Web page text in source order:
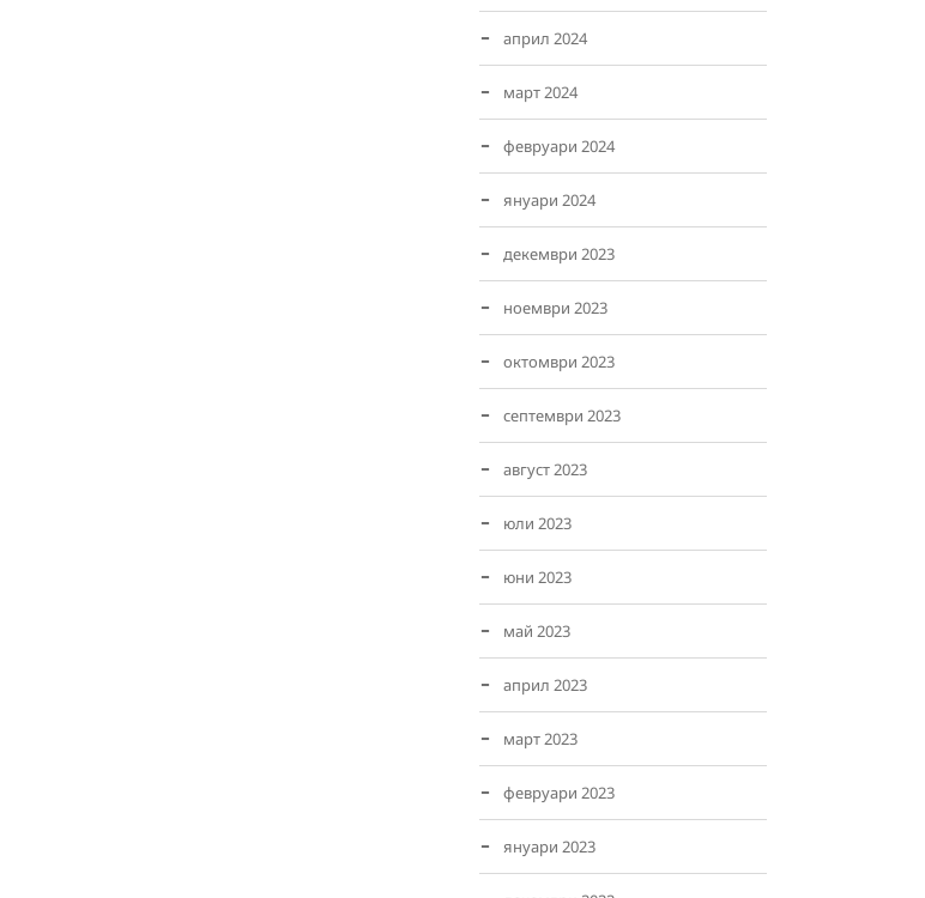
април 2024
март 2024
февруари 2024
януари 2024
декември 2023
ноември 2023
октомври 2023
септември 2023
август 2023
юли 2023
юни 2023
май 2023
април 2023
март 2023
февруари 2023
януари 2023